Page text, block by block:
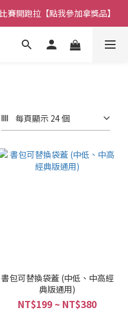
賽開跑拉【點我參加拿獎品】
每頁顯示 24 個
書包可替換袋蓋 (中低、中高經
典版通用)
NT$199 ~ NT$380